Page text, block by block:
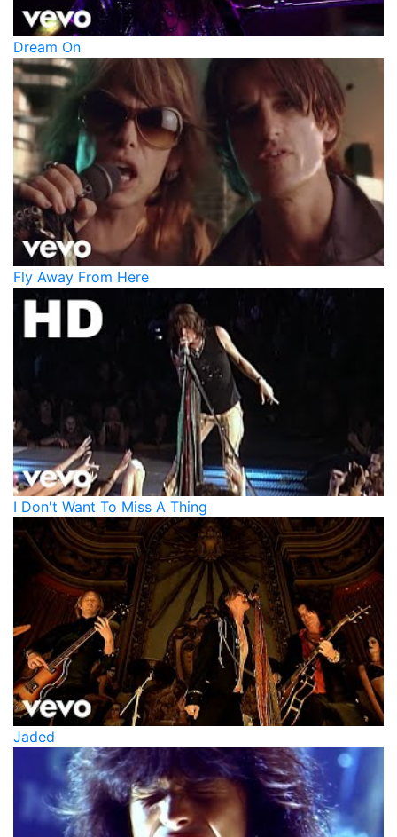
Dream On
Fly Away From Here
I Don't Want To Miss A Thing
Jaded